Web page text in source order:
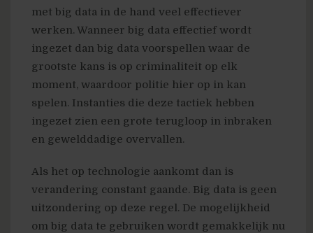
met big data in de hand veel effectiever
werken. Wanneer big data effectief wordt
ingezet dan big data voorspellen waar de
grootste kans is op criminaliteit op elk
moment, waardoor politie hier op in kan
spelen. Instanties die deze tactiek hebben
ingezet zien een grote terugloop in inbraken
en gewelddadige overvallen.
Als het op technologie aankomt dan is
verandering constant gaande. Big data is geen
uitzondering op deze regel. De mogelijkheid
om big data te gebruiken wordt gemakkelijk nu